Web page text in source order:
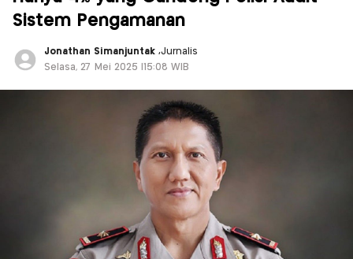
Sistem Pengamanan
Jonathan Simanjuntak,Jurnalis
Selasa, 27 Mei 2025 |15:08 WIB